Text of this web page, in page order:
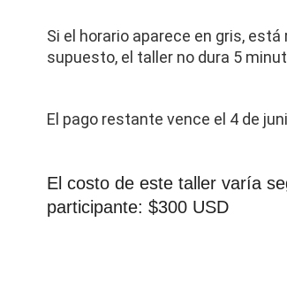
Si el horario aparece en gris,
supuesto, el taller no dura 5
El pago restante vence el 4 de
El costo de este taller varía
participante: $300 USD